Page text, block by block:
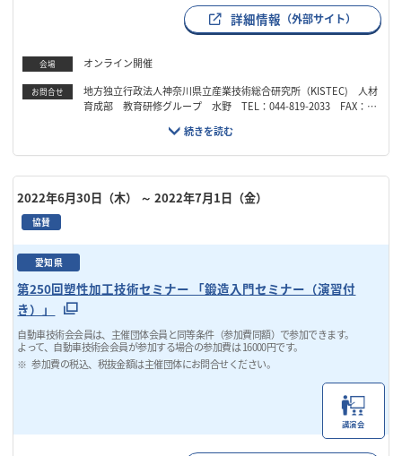
詳細情報 （外部サイト）
会場 オンライン開催
お問合せ
地方独立行政法人神奈川県立産業技術総合研究所（KISTEC) 人材
育成部 教育研修グループ 水野 TEL：044-819-2033 FAX：04
2022年6月30日（木） ～ 2022年7月1日（金）
協賛
愛知県
第250回塑性加工技術セミナー 「鍛造入門セミナー（演習付
き）」
自動車技術会会員は、主催団体会員と同等条件（参加費同額）で参加できます。
よって、自動車技術会会員が参加する場合の参加費は 16000円です。
参加費の税込、税抜金額は主催団体にお問合せください。
講演会